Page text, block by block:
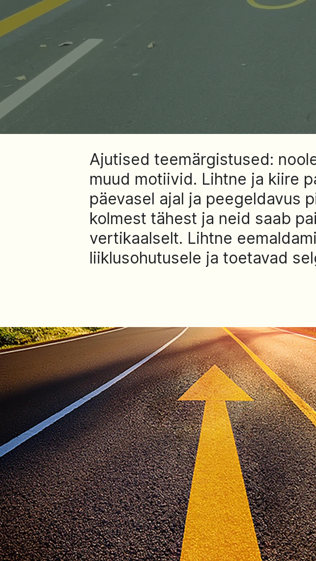
Ajutised teemärgistused:
muud motiivid. Lihtne ja kiire
päevasel ajal ja peegeldavus
kolmest tähest ja neid saab
vertikaalselt. Lihtne
liiklusohutusele ja toetavad